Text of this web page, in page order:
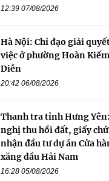
12:39 07/08/2026
Hà Nội: Chỉ đạo giải
việc ở phường Hoàn
Diễn
20:42 06/08/2026
Thanh tra tỉnh Hưng
nghị thu hồi đất, giấy
nhận đầu tư dự án Cửa
xăng dầu Hải Nam
16:28 05/08/2026